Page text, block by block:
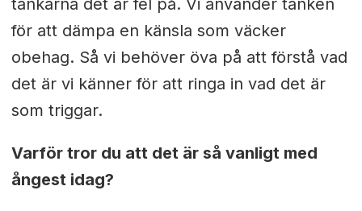
tankarna det är fel på. Vi använder tanken
för att dämpa en känsla som väcker
obehag. Så vi behöver öva på att förstå vad
det är vi känner för att ringa in vad det är
som triggar.
Varför tror du att det är så vanligt med
ångest idag?